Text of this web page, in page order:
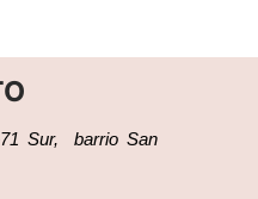
Sur, barrio San